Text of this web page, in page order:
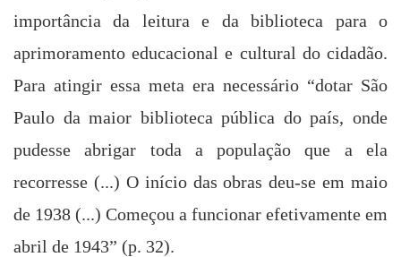
importância da leitura e da biblioteca para o
aprimoramento educacional e cultural do cidadão.
Para atingir essa meta era necessário “dotar São
Paulo da maior biblioteca pública do país, onde
pudesse abrigar toda a população que a ela
recorresse (...) O início das obras deu-se em maio
de 1938 (...) Começou a funcionar efetivamente em
abril de 1943” (p. 32).